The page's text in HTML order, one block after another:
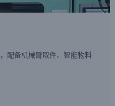
配备机械臂取件、智能物料